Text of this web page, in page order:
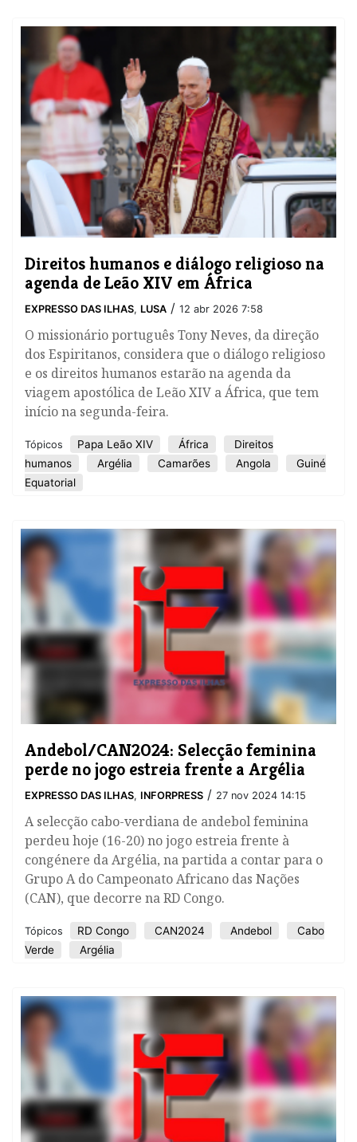
​Direitos humanos e diálogo religioso na
agenda de Leão XIV em África
EXPRESSO DAS ILHAS, LUSA / 12 abr 2026 7:58
O missionário português Tony Neves, da direção
dos Espiritanos, considera que o diálogo religioso
e os direitos humanos estarão na agenda da
viagem apostólica de Leão XIV a África, que tem
início na segunda-feira.
Tópicos Papa Leão XIV África
Direitos
humanos
Argélia Camarões Angola
Guiné
Equatorial
Andebol/CAN2024: Selecção feminina
perde no jogo estreia frente a Argélia
EXPRESSO DAS ILHAS, INFORPRESS / 27 nov 2024 14:15
A selecção cabo-verdiana de andebol feminina
perdeu hoje (16-20) no jogo estreia frente à
congénere da Argélia, na partida a contar para o
Grupo A do Campeonato Africano das Nações
(CAN), que decorre na RD Congo.
Tópicos RD Congo CAN2024 Andebol
Cabo
Verde
Argélia